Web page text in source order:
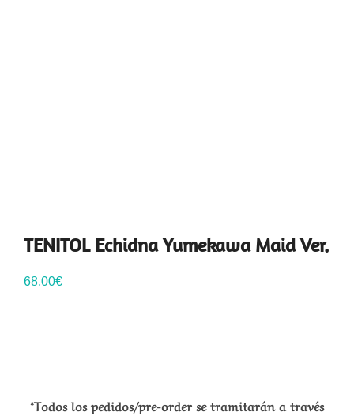
TENITOL Echidna Yumekawa Maid Ver.
68,00€
*Todos los pedidos/pre-order se tramitarán a través